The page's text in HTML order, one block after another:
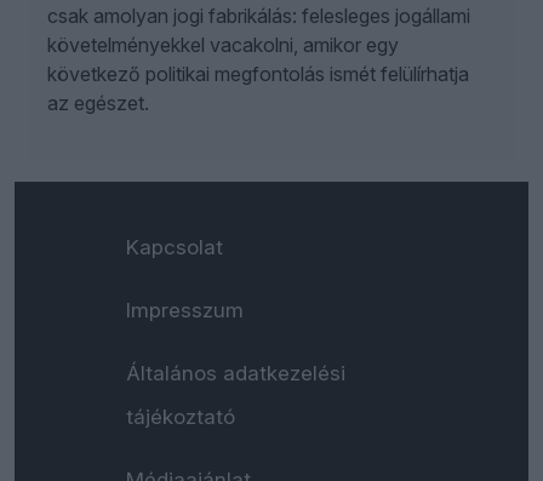
csak amolyan jogi fabrikálás: felesleges jogállami
követelményekkel vacakolni, amikor egy
következő politikai megfontolás ismét felülírhatja
az egészet.
Kapcsolat
Impresszum
Általános adatkezelési
tájékoztató